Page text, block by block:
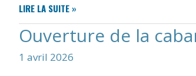
MODIFICATION
HORAIRES
BUS
COMPTER
LIRE LA SUITE »
Ouverture de la
1 avril 2026